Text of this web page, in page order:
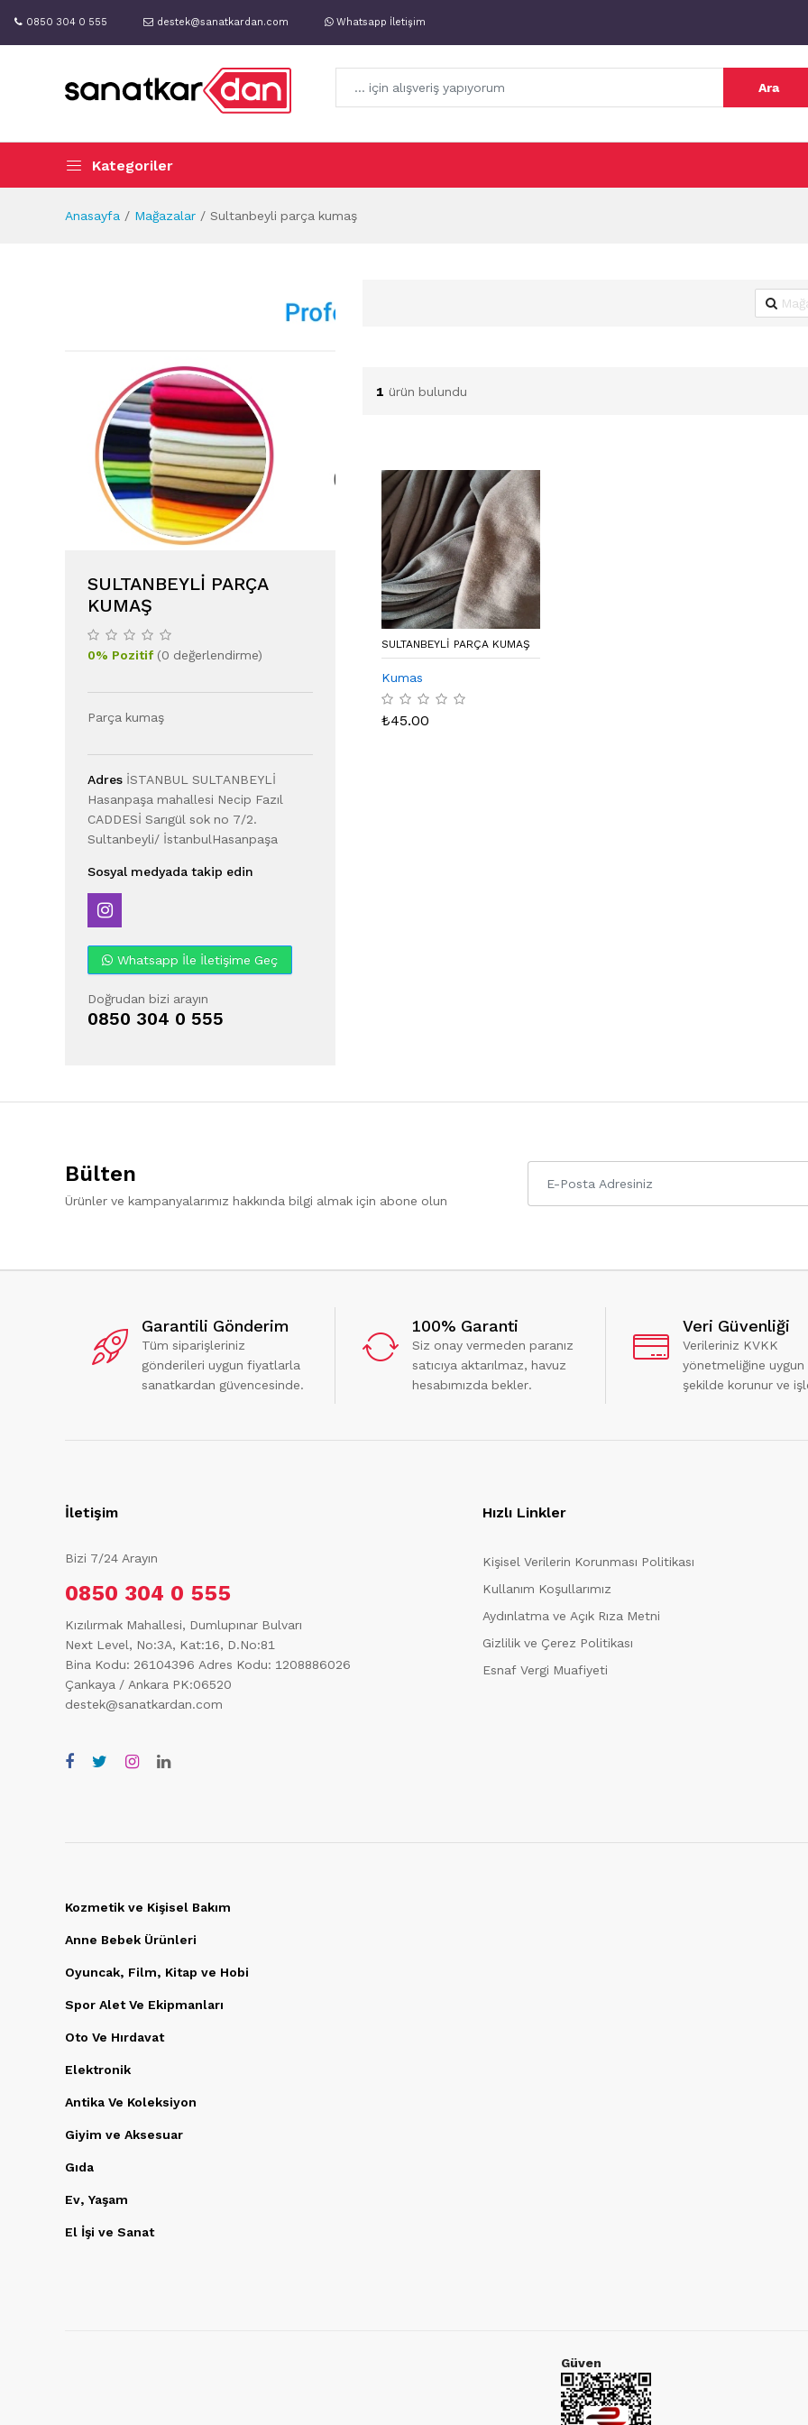
0850 304 0 555 destek@sanatkardan.com Whatsapp İletişim
Ara
Kategoriler
Anasayfa Mağazalar Sultanbeyli parça kumaş
SULTANBEYLI PARÇA
KUMAŞ
0% Pozitif(0 değerlendirme)
Parça kumaş
Adres İSTANBUL SULTANBEYLİ
Hasanpaşa mahallesi Necip Fazıl
CADDESİ Sarıgül sok no 7/2.
Sultanbeyli/ İstanbulHasanpaşa
Sosyal medyada takip edin
Whatsapp İle İletişime Geç
Doğrudan bizi arayın
0850 304 0 555
1 ürün bulundu
SULTANBEYLI PARÇA KUMAŞ
Kumas
₺45.00
Bülten
Ürünler ve kampanyalarımız hakkında bilgi almak için abone olun
Garantili Gönderim
Tüm siparişleriniz
gönderileri uygun fiyatlarla
sanatkardan güvencesinde.
100% Garanti
Siz onay vermeden paranız
satıcıya aktarılmaz, havuz
hesabımızda bekler.
Veri Güvenliği
Verileriniz KVKK
yönetmeliğine uygun
şekilde korunur ve
İletişim
Bizi 7/24 Arayın
0850 304 0 555
Kızılırmak Mahallesi, Dumlupınar Bulvarı
Next Level, No:3A, Kat:16, D.No:81
Bina Kodu: 26104396 Adres Kodu: 1208886026
Çankaya / Ankara PK:06520
destek@sanatkardan.com
Hızlı Linkler
Kişisel Verilerin Korunması Politikası
Kullanım Koşullarımız
Aydınlatma ve Açık Rıza Metni
Gizlilik ve Çerez Politikası
Esnaf Vergi Muafiyeti
Kozmetik ve Kişisel Bakım
Anne Bebek Ürünleri
Oyuncak, Film, Kitap ve Hobi
Spor Alet Ve Ekipmanları
Oto Ve Hırdavat
Elektronik
Antika Ve Koleksiyon
Giyim ve Aksesuar
Gıda
Ev, Yaşam
El İşi ve Sanat
Güven